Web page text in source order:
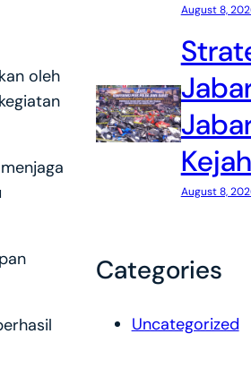
oleh
August 8,
August 8,
Categories
Uncategorized